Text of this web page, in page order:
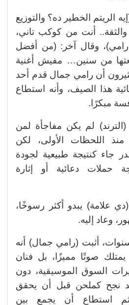
الريتم الخطير ده؟ والتوزيع
والثقة.. أنت من كوكب تاني،
وقال آخر : (من أفضل
من سنين… مفيش أغنية
أن رامي جمال قدم أحد
هذا الصيف، وأنه استطاع
مبكرًا.
(الترند) لم يكن مفاجأة لمن
منذ اللحظات الأولى، لكن
جاء كنتيجة طبيعية لجودة
حملات دعائية أو إثارة
علامة) يبدو أكثر رسوخًا،
وعاد إليه.
أثبت (رامي جمال) أنه
صوتًا مميزًا، بل فنان
السوق الموسيقية، دون
نجح كملحن قبل أن يحقق
استطاع أن يجمع بين